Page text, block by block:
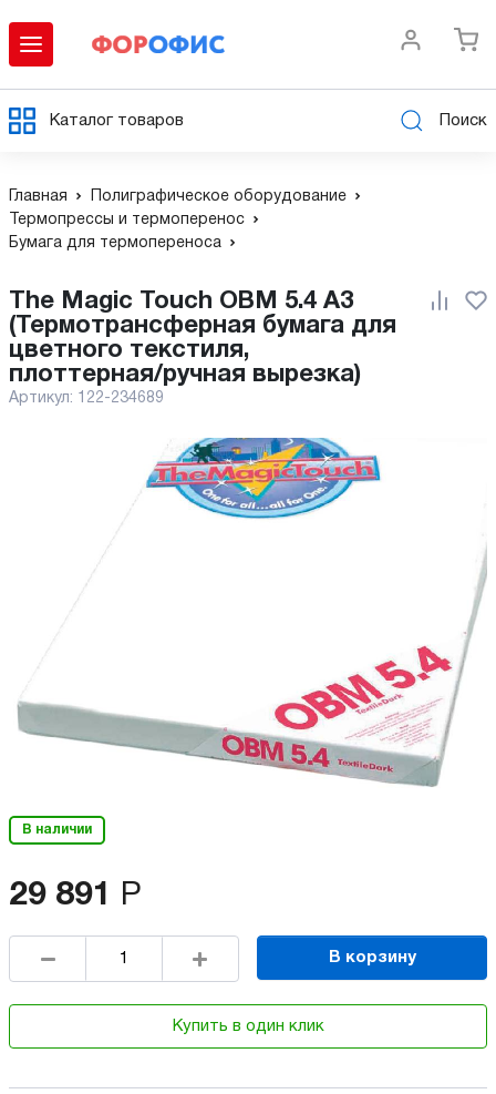
Каталог товаров Поиск
Главная
Полиграфическое оборудование
Термопрессы и термоперенос
Бумага для термопереноса
(Термотрансферная бумага для
цветного текстиля,
плоттерная/ручная вырезка)
Артикул: 122-234689
В наличии
29 891 Р
В корзину
Купить в один клик